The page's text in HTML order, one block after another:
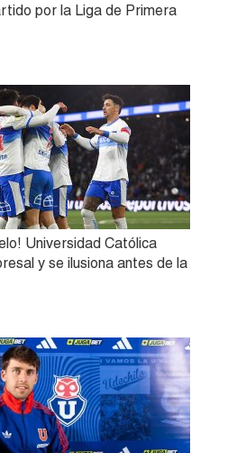
por la Liga de Primera
Universidad Católica
y se ilusiona antes de la